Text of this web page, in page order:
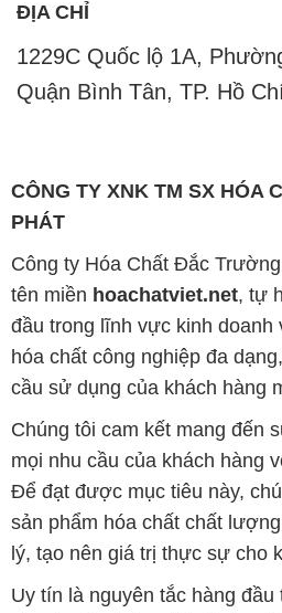
ĐỊA CHỈ
1229C Quốc lộ 1A,
Quận Bình Tân, TP. Hồ
CÔNG TY XNK TM SX HÓA
PHÁT
Công ty Hóa Chất Đắc
tên miền hoachatviet.net, tự
đầu trong lĩnh vực kinh doanh
hóa chất công nghiệp đa
cầu sử dụng của khách hàng
Chúng tôi cam kết mang đến
mọi nhu cầu của khách hàng
Để đạt được mục tiêu này,
sản phẩm hóa chất chất
lý, tạo nên giá trị thực sự cho
Uy tín là nguyên tắc hàng đầu